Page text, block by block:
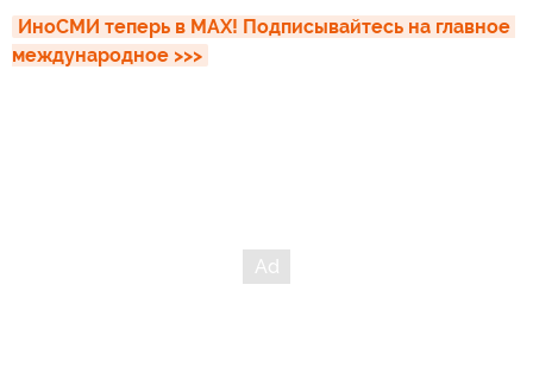
ИноСМИ теперь в MAX! Подписывайтесь на главное
международное >>>